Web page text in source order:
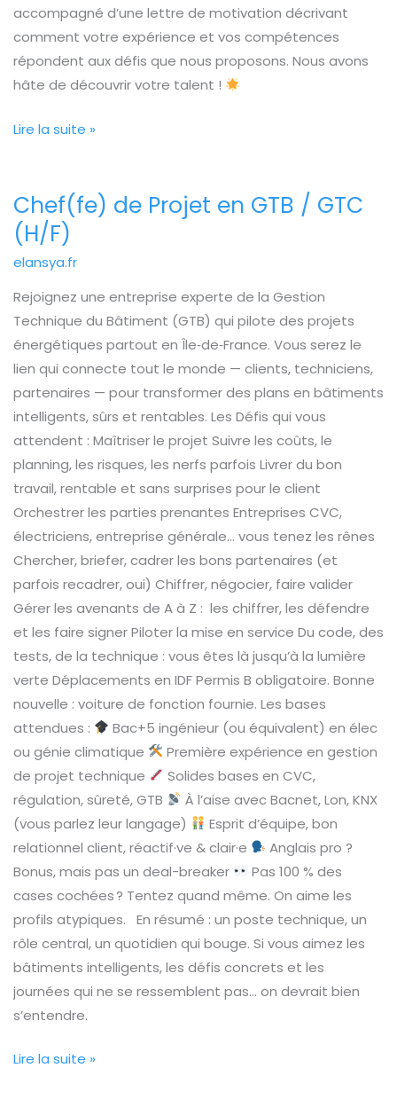
accompagné d’une lettre de motivation décrivant
comment votre expérience et vos compétences
répondent aux défis que nous proposons. Nous avons
hâte de découvrir votre talent !
Lire la suite »
Chef(fe) de Projet en GTB / GTC
(H/F)
elansya.fr
Rejoignez une entreprise experte de la Gestion
Technique du Bâtiment (GTB) qui pilote des projets
énergétiques partout en Île‑de‑France. Vous serez le
lien qui connecte tout le monde — clients, techniciens,
partenaires — pour transformer des plans en bâtiments
intelligents, sûrs et rentables. Les Défis qui vous
attendent : Maîtriser le projet Suivre les coûts, le
planning, les risques, les nerfs parfois Livrer du bon
travail, rentable et sans surprises pour le client
Orchestrer les parties prenantes Entreprises CVC,
électriciens, entreprise générale… vous tenez les rênes
Chercher, briefer, cadrer les bons partenaires (et
parfois recadrer, oui) Chiffrer, négocier, faire valider
Gérer les avenants de A à Z : les chiffrer, les défendre
et les faire signer Piloter la mise en service Du code, des
tests, de la technique : vous êtes là jusqu’à la lumière
verte Déplacements en IDF Permis B obligatoire. Bonne
nouvelle : voiture de fonction fournie. Les bases
attendues :
Bac+5 ingénieur (ou équivalent) en élec
ou génie climatique
Première expérience en gestion
de projet technique
Solides bases en CVC,
régulation, sûreté, GTB
À l’aise avec Bacnet, Lon, KNX
(vous parlez leur langage)
Esprit d’équipe, bon
relationnel client, réactif·ve & clair·e
Anglais pro ?
Bonus, mais pas un deal-breaker
Pas 100 % des
cases cochées ? Tentez quand même. On aime les
profils atypiques. En résumé : un poste technique, un
rôle central, un quotidien qui bouge. Si vous aimez les
bâtiments intelligents, les défis concrets et les
journées qui ne se ressemblent pas… on devrait bien
s’entendre.
Chef(fe)
de
Projet
GTB
/
GTC
(H/F)
Lire la suite »